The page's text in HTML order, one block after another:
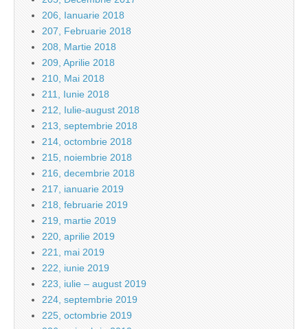
206, Ianuarie 2018
207, Februarie 2018
208, Martie 2018
209, Aprilie 2018
210, Mai 2018
211, Iunie 2018
212, Iulie-august 2018
213, septembrie 2018
214, octombrie 2018
215, noiembrie 2018
216, decembrie 2018
217, ianuarie 2019
218, februarie 2019
219, martie 2019
220, aprilie 2019
221, mai 2019
222, iunie 2019
223, iulie – august 2019
224, septembrie 2019
225, octombrie 2019